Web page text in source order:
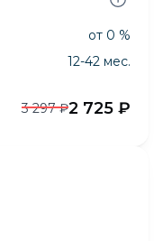
от 0 %
12-42 мес.
3 297 ₽2 725 ₽